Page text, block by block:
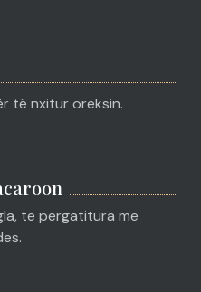
të nxitur oreksin.
të përgatitura me